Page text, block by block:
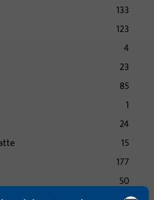
133
123
4
23
85
1
24
15
177
50